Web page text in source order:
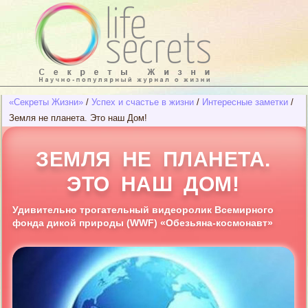
«Секреты Жизни» / Успех и счастье в жизни / Интересные заметки /
Земля не планета. Это наш Дом!
ЗЕМЛЯ НЕ ПЛАНЕТА.
ЭТО НАШ ДОМ!
Удивительно трогательный видеоролик Всемирного
фонда дикой природы (WWF) «Обезьяна-космонавт»